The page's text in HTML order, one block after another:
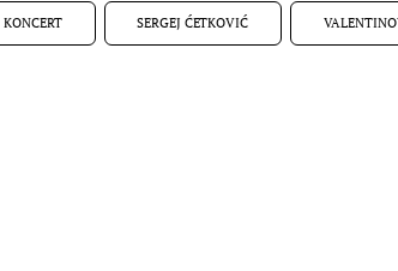
KONCERT SERGEJ ĆETKOVIĆ